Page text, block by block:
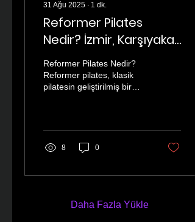
31 Ağu 2025 ∙ 1 dk.
Reformer Pilates
Nedir? İzmir, Karşıyaka
pilates Güç ve
Esnekliğin Sırrı
Reformer Pilates Nedir?
Reformer pilates, klasik
pilatesin geliştirilmiş bir
8 0
Daha Fazla Yükle